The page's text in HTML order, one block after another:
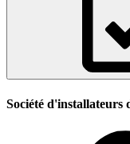
Société d'installateurs